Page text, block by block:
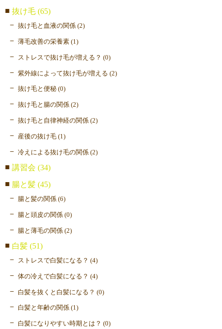
抜け毛 (65)
抜け毛と血液の関係 (2)
薄毛改善の栄養素 (1)
ストレスで抜け毛が増える？ (0)
紫外線によって抜け毛が増える (2)
抜け毛と便秘 (0)
抜け毛と腸の関係 (2)
抜け毛と自律神経の関係 (2)
産後の抜け毛 (1)
冷えによる抜け毛の関係 (2)
講習会 (34)
腸と髪 (45)
腸と髪の関係 (6)
腸と頭皮の関係 (0)
腸と薄毛の関係 (2)
白髪 (51)
ストレスで白髪になる？ (4)
体の冷えで白髪になる？ (4)
白髪を抜くと白髪になる？ (0)
白髪と年齢の関係 (1)
白髪になりやすい時期とは？ (0)